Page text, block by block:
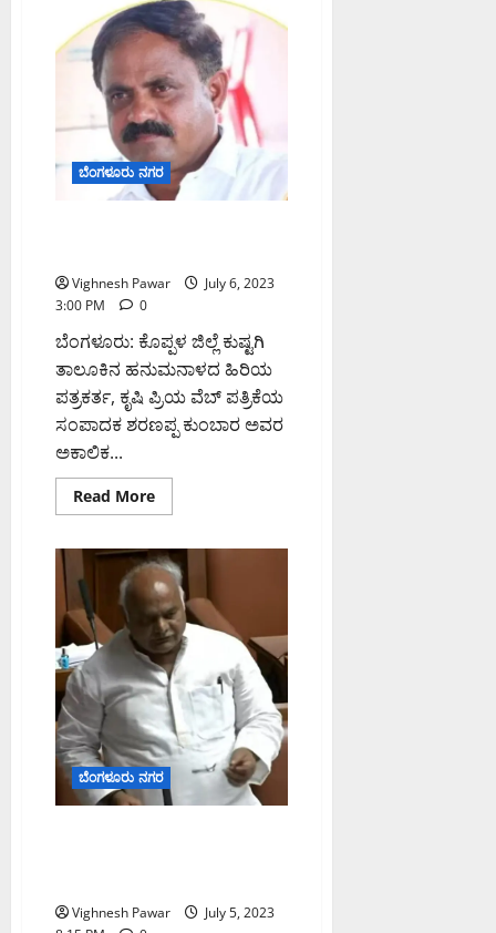
2023:
ಸಂಪೂರ್ಣ
ಜನಪರ
ಬಜೆಟ್‌:
ಎಂ
ಬಿ
ಪಾಟೀಲ
ಬೆಂಗಳೂರು ನಗರ
Vighnesh Pawar
July 6, 2023
3:00 PM
0
ಬೆಂಗಳೂರು: ಕೊಪ್ಪಳ ಜಿಲ್ಲೆ ಕುಷ್ಟಗಿ
ತಾಲೂಕಿನ ಹನುಮನಾಳದ ಹಿರಿಯ
ಪತ್ರಕರ್ತ, ಕೃಷಿ ಪ್ರಿಯ ವೆಬ್ ಪತ್ರಿಕೆಯ
ಸಂಪಾದಕ ಶರಣಪ್ಪ ಕುಂಬಾರ ಅವರ
ಅಕಾಲಿಕ...
Read MoreRead
more
ಶರಣಪ್ಪ
ಕುಂಬಾರ
ನಿಧನ:ಸಚಿವ
ತಂಗಡಗಿ
ಸಂತಾಪ
ಬೆಂಗಳೂರು ನಗರ
Vighnesh Pawar
July 5, 2023